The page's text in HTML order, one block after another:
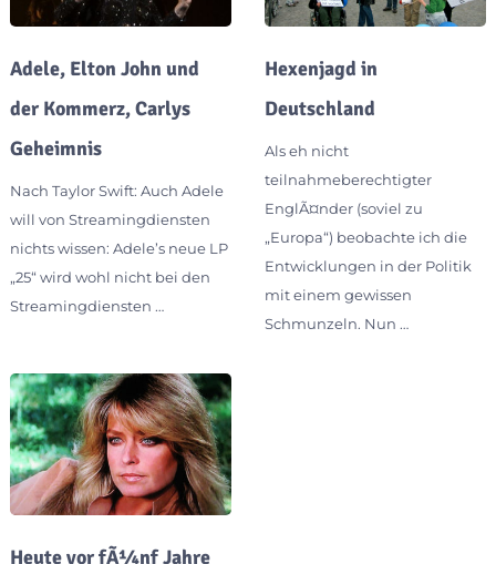
Adele, Elton John und
der Kommerz, Carlys
Geheimnis
Nach Taylor Swift: Auch Adele
will von Streamingdiensten
nichts wissen: Adele’s neue LP
„25“ wird wohl nicht bei den
Streamingdiensten …
Hexenjagd in
Deutschland
Als eh nicht
teilnahmeberechtigter
EnglÃ¤nder (soviel zu
„Europa“) beobachte ich die
Entwicklungen in der Politik
mit einem gewissen
Schmunzeln. Nun …
Heute vor fÃ¼nf Jahre